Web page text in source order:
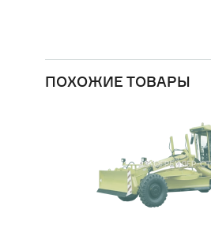
ПОХОЖИЕ ТОВАРЫ